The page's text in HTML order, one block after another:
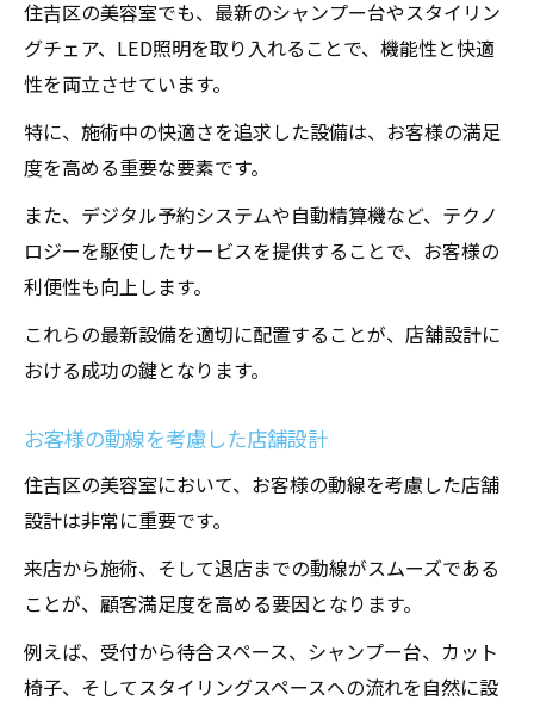
住吉区の美容室でも、最新のシャンプー台やスタイリン
グチェア、LED照明を取り入れることで、機能性と快適
性を両立させています。
特に、施術中の快適さを追求した設備は、お客様の満足
度を高める重要な要素です。
また、デジタル予約システムや自動精算機など、テクノ
ロジーを駆使したサービスを提供することで、お客様の
利便性も向上します。
これらの最新設備を適切に配置することが、店舗設計に
おける成功の鍵となります。
お客様の動線を考慮した店舗設計
住吉区の美容室において、お客様の動線を考慮した店舗
設計は非常に重要です。
来店から施術、そして退店までの動線がスムーズである
ことが、顧客満足度を高める要因となります。
例えば、受付から待合スペース、シャンプー台、カット
椅子、そしてスタイリングスペースへの流れを自然に設